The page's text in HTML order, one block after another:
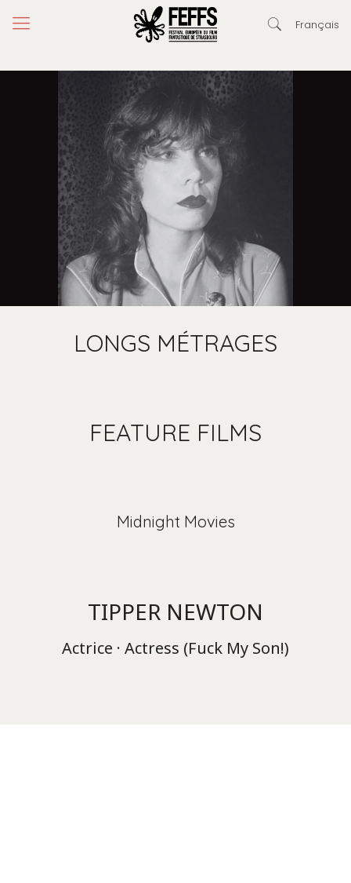
Français
LONGS MÉTRAGES
FEATURE FILMS
Midnight Movies
TIPPER NEWTON
Actrice · Actress (Fuck My Son!)